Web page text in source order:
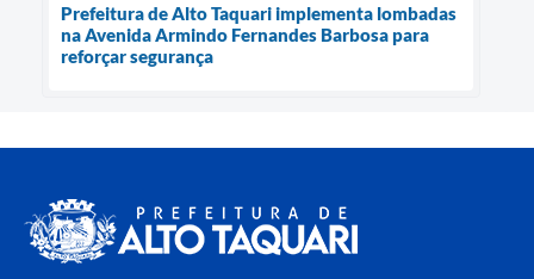
Prefeitura de Alto Taquari implementa lombadas
na Avenida Armindo Fernandes Barbosa para
reforçar segurança